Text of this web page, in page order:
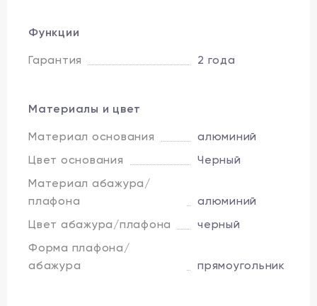
Функции
Гарантия 2 года
Материалы и цвет
Материал основания
алюминий
Цвет основания
Черный
Материал абажура/
плафона
алюминий
Цвет абажура/плафона
черный
Форма плафона/
абажура
прямоугольник